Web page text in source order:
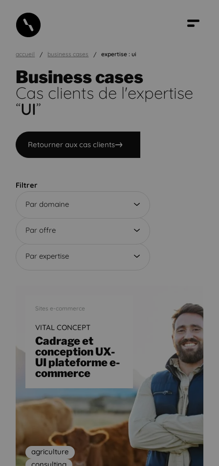
accueil business cases expertise : ui
Business cases
Cas clients de l'expertise
“UI”
Retourner aux cas clients
Filtrer
Par domaine
Par offre
Par expertise
Sites e-commerce
VITAL CONCEPT
Cadrage et
conception UX-
UI plateforme e-
commerce
agriculture